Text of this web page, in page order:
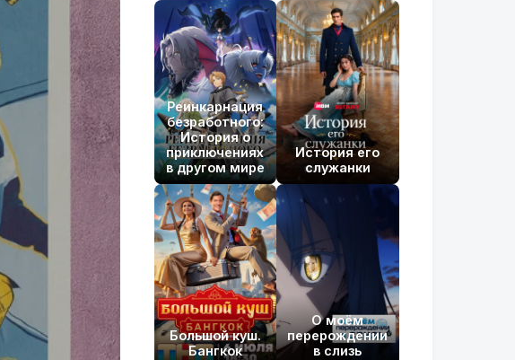
Реинкарнация
безработного:
История о
приключениях
в другом мире
История его
служанки
Большой куш.
Бангкок
О моём
перерождении
в слизь